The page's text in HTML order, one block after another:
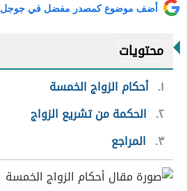
أضف موضوع كمصدر مفضل في جوجل
محتويات
١ أحكام الزواج الخمسة
٢ الحكمة من تشريع الزواج
٣
المراجع